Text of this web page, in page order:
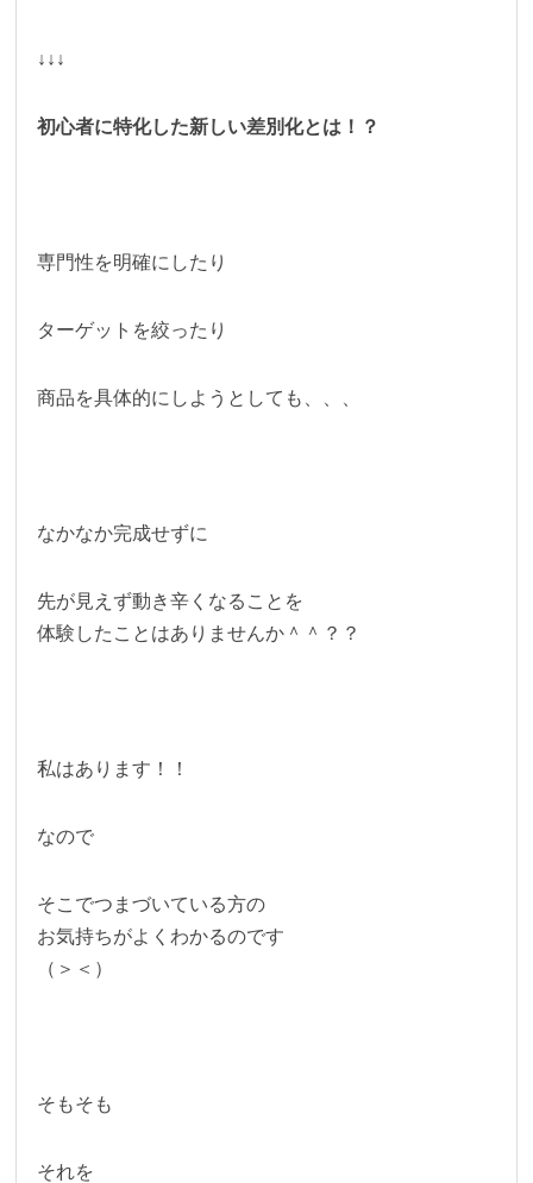
↓↓↓
初心者に特化した新しい差別化とは！？
専門性を明確にしたり
ターゲットを絞ったり
商品を具体的にしようとしても、、、
なかなか完成せずに
先が見えず動き辛くなることを
体験したことはありませんか＾＾？？
私はあります！！
なので
そこでつまづいている方の
お気持ちがよくわかるのです
（＞＜）
そもそも
それを